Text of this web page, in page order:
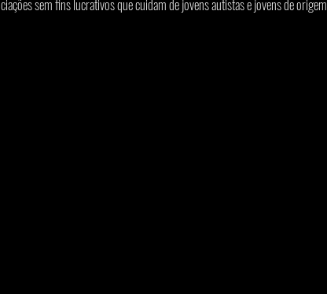
sem fins lucrativos que cuidam de jovens autistas e jovens de origem